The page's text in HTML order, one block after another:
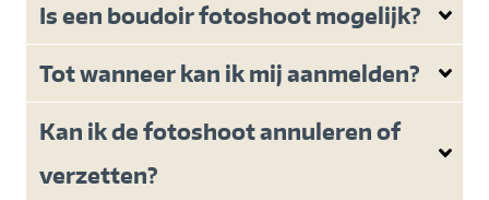
Is een boudoir fotoshoot mogelijk?
Tot wanneer kan ik mij aanmelden?
Kan ik de fotoshoot annuleren of
verzetten?